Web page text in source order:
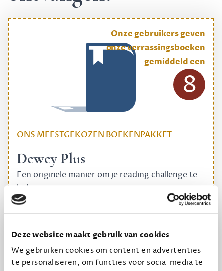
Deze website maakt gebruik van cookies
We gebruiken cookies om content en advertenties
te personaliseren, om functies voor social media te
ONS MEESTGEKOZEN BOEKENPAKKET
Dewey Plus
Een originele manier om je reading challenge te
halen.
12,50 per maand, incl. verzending
Geef cadeau
Onze gebruikers geven
onze verrassingsboeken
gemiddeld een
8